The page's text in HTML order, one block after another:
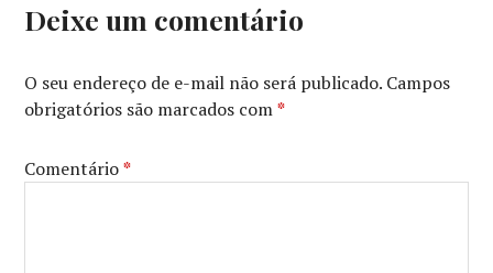
Deixe um comentário
O seu endereço de e-mail não será publicado. Campos
obrigatórios são marcados com*
Comentário*